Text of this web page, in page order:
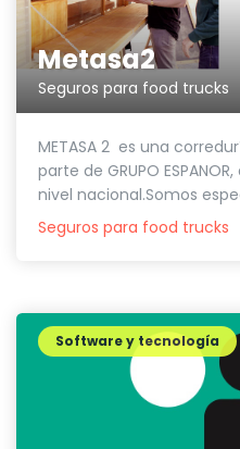
Metasa2
Seguros para food trucks
METASA 2 es una
parte de GRUPO
nivel nacional.Somos
Seguros para food trucks
Software y tecnología